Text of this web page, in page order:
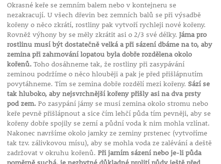
Okrasné keře se zemním balem nebo v kontejneru se
nezakracují. U všech dřevin bez zemních balů se při výsadbě
kořeny o něco zkrátí, rostliny pak vytvoří rychleji nové kořeny.
Rovněž výhony by se měly zkrátit asi o 2/3 své délky. Jáma pro
rostlinu musí být dostatečně velká a při sázení dbáme na to, aby
zemina při zahrnování lopatou byla dobře rozdělena okolo
kořenů.Toho dosáhneme tak, že rostliny při zasypávání
zeminou podržíme o něco hlouběji a pak je před přišlápnutím
povytáhneme. Tím se zemina dobře rozdělí mezi kořeny. Sází se
tak hluboko, aby nejsvrchnější kořeny přišly asi na dva prsty
pod zem.Po zasypání jámy se musí zemina okolo stromu nebo
keře pevně přišlápnout a sice čím lehčí půda tím pevněji, aby se
kořeny dobře spojily se zemí a půdní voda k nim mohla vzlínat.
Nakonec navršíme okolo jamky ze zeminy prstenec (vytvoříme
tak tzv. zálivkovou mísu), aby se mohla voda ze zalévání a deště
zadržovat v okruhu kořenů. Při jarním sázení nebo je-li půda